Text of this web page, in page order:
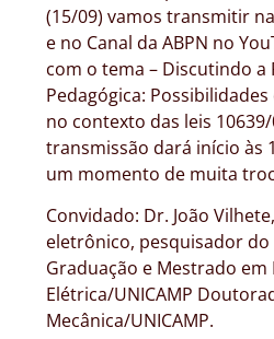
(15/09) vamos transmitir
e no Canal da ABPN no
com o tema – Discutindo a
Pedagógica:
no contexto das leis
transmissão dará início às
um momento de muita
Convidado: Dr. João
eletrônico, pesquisador do
Graduação e Mestrado em
Elétrica/UNICAMP
Mecânica/UNICAMP.